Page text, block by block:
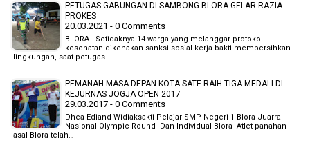
PETUGAS GABUNGAN DI SAMBONG BLORA GELAR RAZIA
PROKES
20.03.2021 - 0 Comments
BLORA - Setidaknya 14 warga yang melanggar protokol
kesehatan dikenakan sanksi sosial kerja bakti membersihkan
lingkungan, saat petugas…
PEMANAH MASA DEPAN KOTA SATE RAIH TIGA MEDALI DI
KEJURNAS JOGJA OPEN 2017
29.03.2017 - 0 Comments
Dhea Ediand Widiaksakti Pelajar SMP Negeri 1 Blora Juarra II
Nasional Olympic Round Dan Individual Blora- Atlet panahan
asal Blora telah…